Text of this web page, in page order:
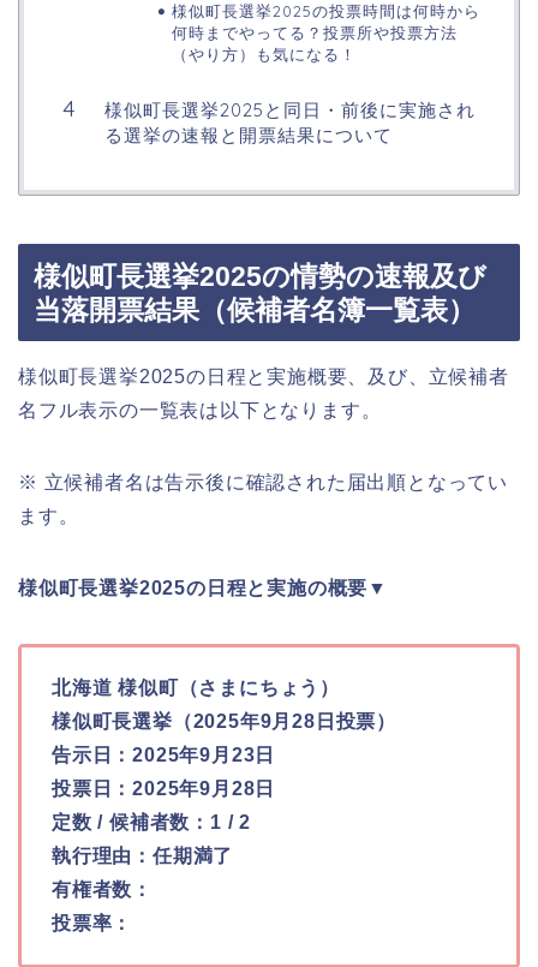
様似町長選挙2025の投票時間は何時から
何時までやってる？投票所や投票方法
（やり方）も気になる！
様似町長選挙2025と同日・前後に実施され
る選挙の速報と開票結果について
様似町長選挙2025の情勢の速報及び
当落開票結果（候補者名簿一覧表）
様似町長選挙2025の日程と実施概要、及び、立候補者
名フル表示の一覧表は以下となります。
※ 立候補者名は告示後に確認された届出順となってい
ます。
様似町長選挙2025の日程と実施の概要▼
北海道 様似町（さまにちょう）
様似町長選挙（2025年9月28日投票）
告示日：2025年9月23日
投票日：2025年9月28日
定数 / 候補者数：1 / 2
執行理由：任期満了
有権者数：
投票率：